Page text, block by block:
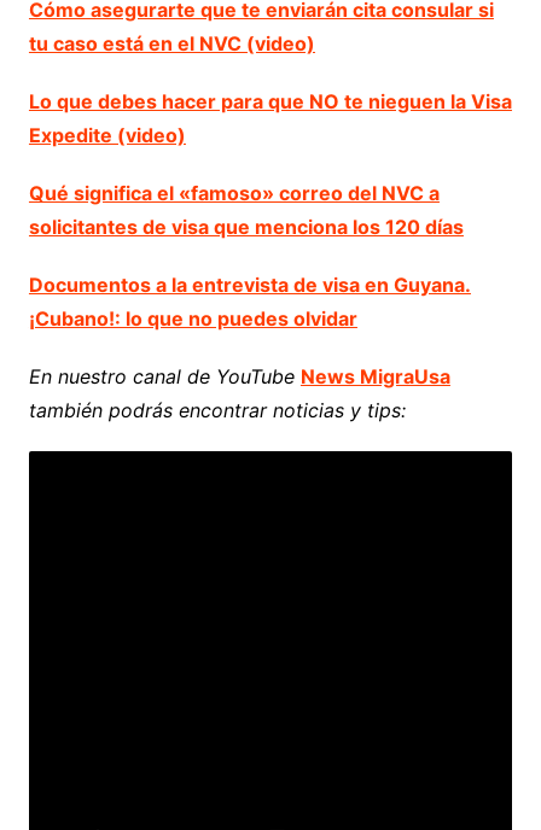
Cómo asegurarte que te enviarán cita consular si
tu caso está en el NVC (video)
Lo que debes hacer para que NO te nieguen la Visa
Expedite (video)
Qué significa el «famoso» correo del NVC a
solicitantes de visa que menciona los 120 días
Documentos a la entrevista de visa en Guyana.
¡Cubano!: lo que no puedes olvidar
En nuestro canal de YouTube News MigraUsa
también podrás encontrar noticias y tips: